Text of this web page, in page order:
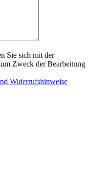
Sie sich mit der
Zweck der Bearbeitung
Widerrufshinweise